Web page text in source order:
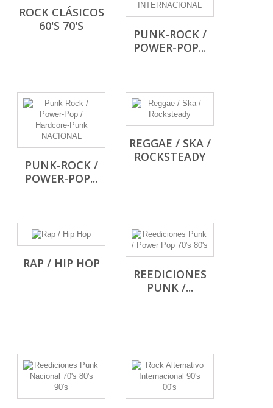
ROCK CLÁSICOS
60'S 70'S
PUNK-ROCK /
POWER-POP...
PUNK-ROCK /
POWER-POP...
REGGAE / SKA /
ROCKSTEADY
RAP / HIP HOP
REEDICIONES
PUNK /...